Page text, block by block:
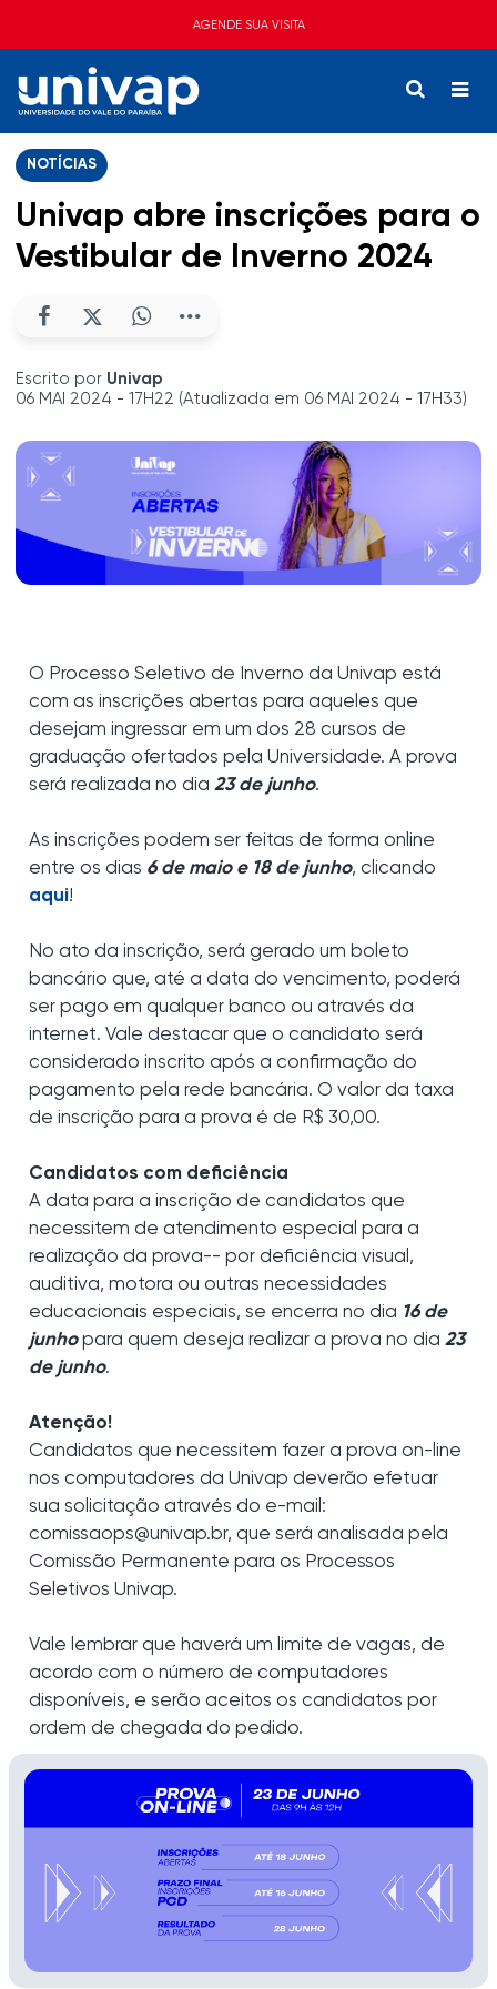
AGENDE SUA VISITA
NOTÍCIAS
Univap abre inscrições para o
Vestibular de Inverno 2024
Escrito por Univap
06 MAI 2024 - 17H22 (Atualizada em 06 MAI 2024 - 17H33)
O Processo Seletivo de Inverno da Univap está
com as inscrições abertas para aqueles que
desejam ingressar em um dos 28 cursos de
graduação ofertados pela Universidade. A prova
será realizada no dia 23 de junho.
As inscrições podem ser feitas de forma online
entre os dias 6 de maio e 18 de junho, clicando
aqui!
No ato da inscrição, será gerado um boleto
bancário que, até a data do vencimento, poderá
ser pago em qualquer banco ou através da
internet. Vale destacar que o candidato será
considerado inscrito após a confirmação do
pagamento pela rede bancária. O valor da taxa
de inscrição para a prova é de R$ 30,00.
Candidatos com deficiência
A data para a inscrição de candidatos que
necessitem de atendimento especial para a
realização da prova-- por deficiência visual,
auditiva, motora ou outras necessidades
educacionais especiais, se encerra no dia 16 de
junhopara quem deseja realizar a prova no dia 23
de junho.
Atenção!
Candidatos que necessitem fazer a prova on-line
nos computadores da Univap deverão efetuar
sua solicitação através do e-mail:
comissaops@univap.br, que será analisada pela
Comissão Permanente para os Processos
Seletivos Univap.
Vale lembrar que haverá um limite de vagas, de
acordo com o número de computadores
disponíveis, e serão aceitos os candidatos por
ordem de chegada do pedido.